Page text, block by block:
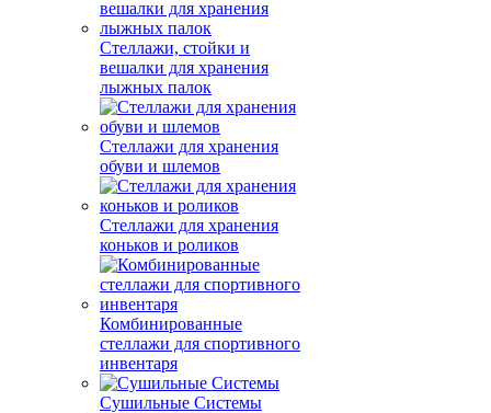
Стеллажи, стойки и
вешалки для хранения
лыжных палок
Стеллажи для хранения
обуви и шлемов
Стеллажи для хранения
коньков и роликов
Комбинированные
стеллажи для спортивного
инвентаря
Сушильные Системы